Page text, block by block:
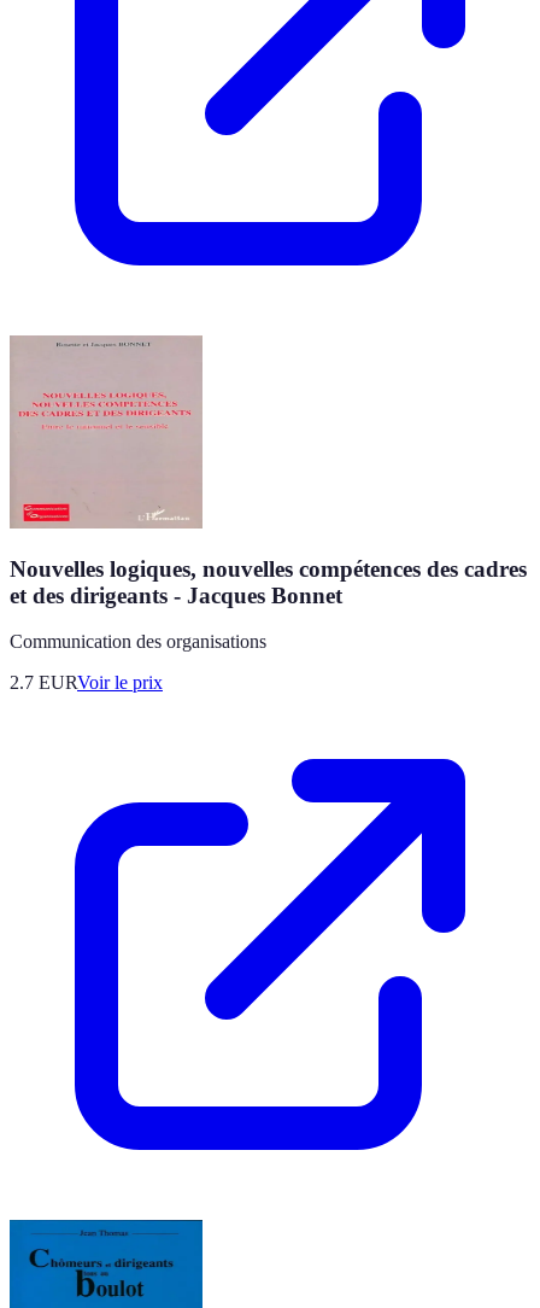
Nouvelles logiques, nouvelles compétences des cadres
et des dirigeants - Jacques Bonnet
Communication des organisations
2.7 EURVoir le prix